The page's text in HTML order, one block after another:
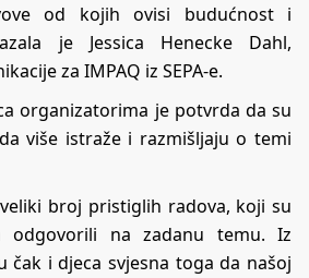
od kojih ovisi budućnost i
je Jessica Henecke Dahl,
za IMPAQ iz SEPA-e.
organizatorima je potvrda da su
više istraže i razmišljaju o temi
broj pristiglih radova, koji su
odgovorili na zadanu temu. Iz
čak i djeca svjesna toga da našoj